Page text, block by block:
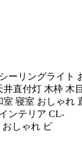
ーリングライト
井直付灯 木枠 木
室 寝室 おしゃれ
ンテリア CL-
おしゃれ ビ